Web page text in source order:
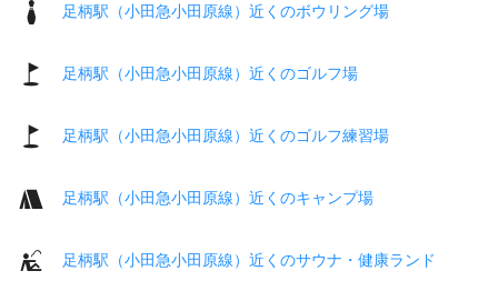
足柄駅（小田急小田原線）近くのボウリング場
足柄駅（小田急小田原線）近くのゴルフ場
足柄駅（小田急小田原線）近くのゴルフ練習場
足柄駅（小田急小田原線）近くのキャンプ場
足柄駅（小田急小田原線）近くのサウナ・健康ランド